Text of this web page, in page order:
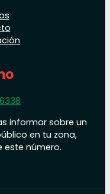
informar sobre un
en tu zona,
número.